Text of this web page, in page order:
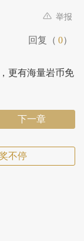
举报
回复（ 0）
更有海量岩币免
下一章
不停